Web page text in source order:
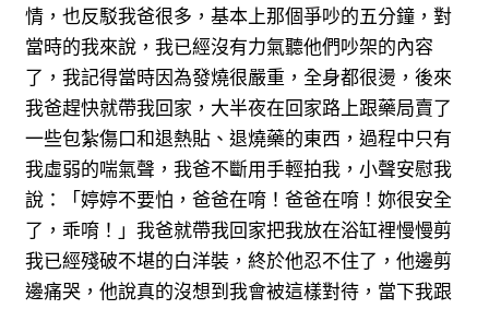
情，也反駁我爸很多，基本上那個爭吵的五分鐘，對
當時的我來說，我已經沒有力氣聽他們吵架的內容
了，我記得當時因為發燒很嚴重，全身都很燙，後來
我爸趕快就帶我回家，大半夜在回家路上跟藥局賣了
一些包紮傷口和退熱貼、退燒藥的東西，過程中只有
我虛弱的喘氣聲，我爸不斷用手輕拍我，小聲安慰我
說：「婷婷不要怕，爸爸在唷！爸爸在唷！妳很安全
了，乖唷！」我爸就帶我回家把我放在浴缸裡慢慢剪
我已經殘破不堪的白洋裝，終於他忍不住了，他邊剪
邊痛哭，他說真的沒想到我會被這樣對待，當下我跟